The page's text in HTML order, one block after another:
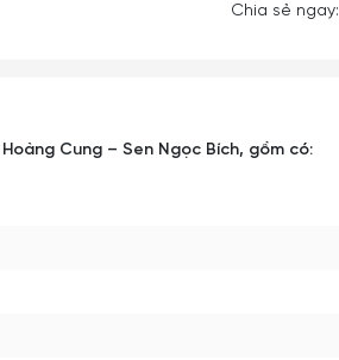
Chia sẻ ngay:
Cung – Sen Ngọc Bích, gồm có: